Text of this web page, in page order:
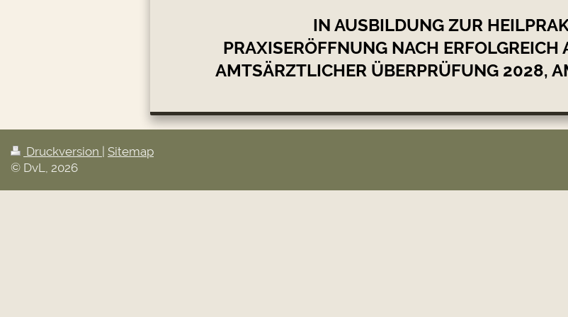
IN AUSBILDUNG ZUR
PRAXISERÖFFNUNG NACH ERFOLGREICH
AMTSÄRZTLICHER ÜBERPRÜFUNG 2028,
Druckversion
Sitemap
© DvL, 2026